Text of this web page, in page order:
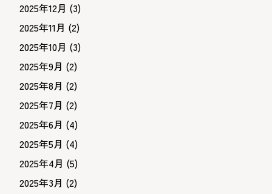
2025年12月 (3)
2025年11月 (2)
2025年10月 (3)
2025年9月 (2)
2025年8月 (2)
2025年7月 (2)
2025年6月 (4)
2025年5月 (4)
2025年4月 (5)
2025年3月 (2)